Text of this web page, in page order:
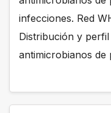
infecciones. Red
Distribución y perfil
antimicrobianos